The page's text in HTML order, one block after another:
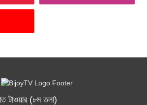
টাওয়ার (৮ম তলা)